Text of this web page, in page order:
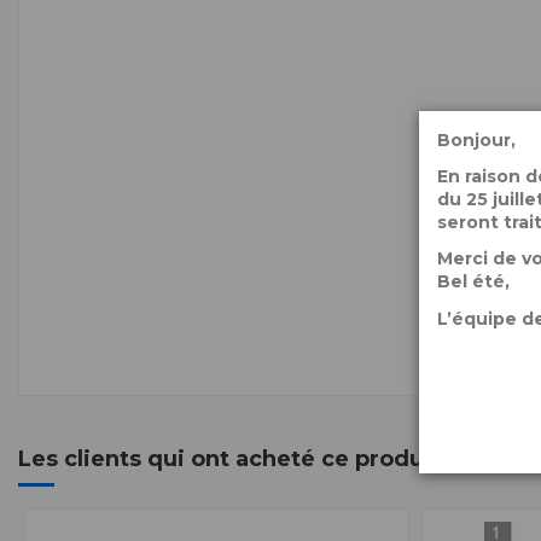
Les clients qui ont acheté ce produit ont
Bonjour,
En raison
du 25
seront
Merci de
Bel été,
L’équipe